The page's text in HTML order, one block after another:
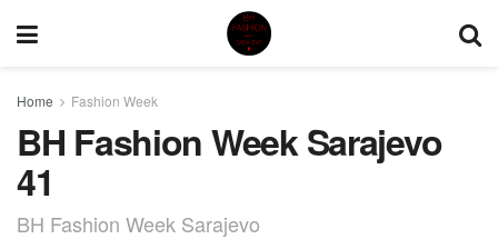
Home Fashion Week
BH Fashion Week Sarajevo
41
BH Fashion Week Sarajevo